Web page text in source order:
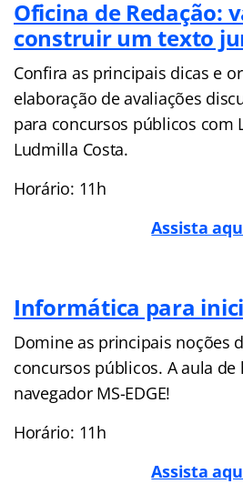
Oficina de Redação:
construir um texto
Confira as principais dicas e
elaboração de avaliações
para concursos públicos com
Ludmilla Costa.
Horário: 11h
Assista
Informática para
Domine as principais noções
concursos públicos. A aula
navegador MS-EDGE!
Horário: 11h
Assista